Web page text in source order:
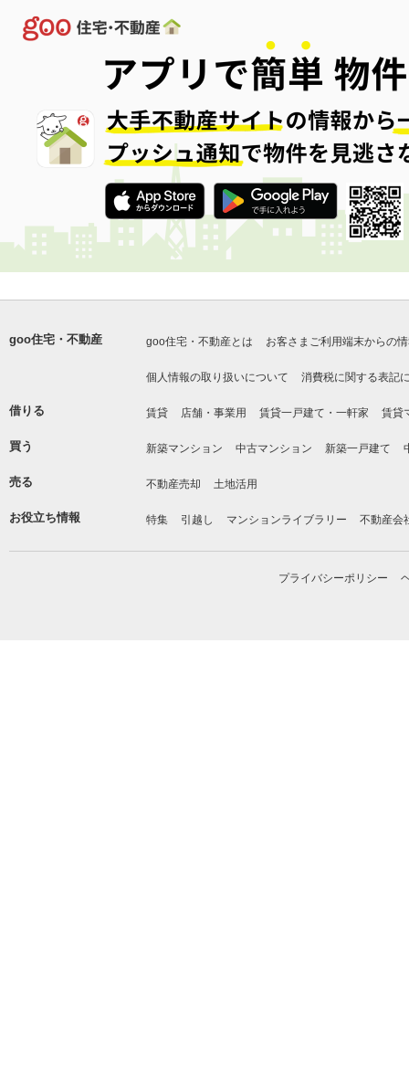
goo住宅・不動産 goo住宅・不動産とは お客さまご利用端末からの
個人情報の取り扱いについて 消費税に関する表記
借りる 賃貸 店舗・事業用 賃貸一戸建て・一軒家 賃貸
買う 新築マンション 中古マンション 新築一戸建て
売る 不動産売却 土地活用
お役立ち情報 特集 引越し マンションライブラリー 不動産会
プライバシーポリシー